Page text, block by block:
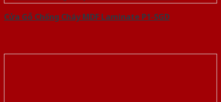
Cửa Gỗ Chống Cháy MDF Laminate P1-SGD